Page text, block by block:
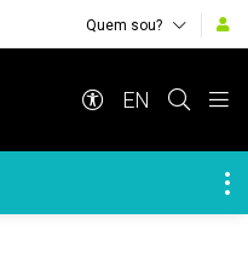
Quem sou?
EN